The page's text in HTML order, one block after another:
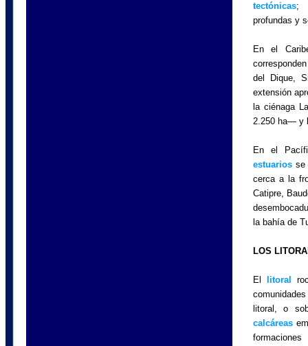
tectónicas;
profundas y
En el
del Dique,
extensión
la ciénaga
2.250 ha— y
En el
estuarios se
cerca a la
Catipre,
la bahía de
LOS
El litoral
litoral, o
calcáreas